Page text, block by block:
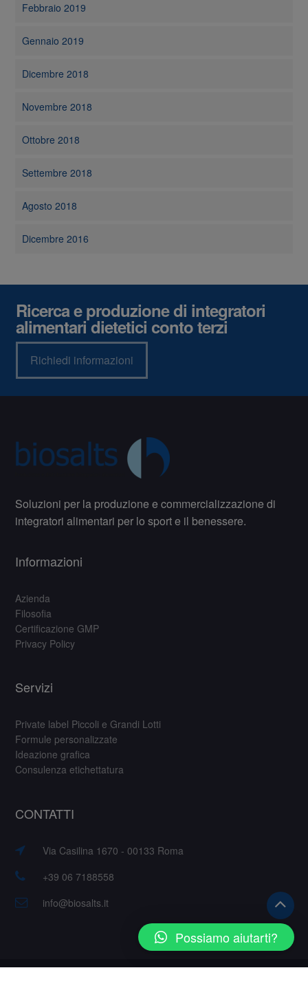
Febbraio 2019
Gennaio 2019
Dicembre 2018
Novembre 2018
Ottobre 2018
Settembre 2018
Agosto 2018
Dicembre 2016
Ricerca e produzione di integratori
alimentari dietetici conto terzi
Richiedi informazioni
Soluzioni per la produzione e commercializzazione di
integratori alimentari per lo sport e il benessere.
Informazioni
Azienda
Filosofia
Certificazione GMP
Privacy Policy
Servizi
Private label Piccoli e Grandi Lotti
Formule personalizzate
Ideazione grafica
Consulenza etichettatura
CONTATTI
Via Casilina 1670 - 00133 Roma
+39 06 7188558
info@biosalts.it
Possiamo aiutarti?